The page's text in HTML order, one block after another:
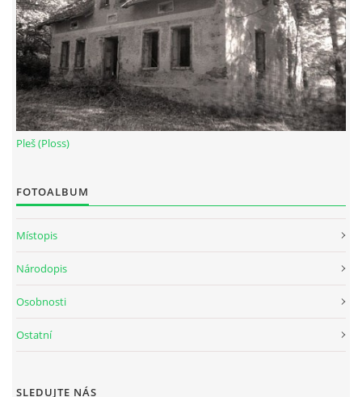
Pleš (Ploss)
FOTOALBUM
Místopis
Národopis
Osobnosti
Ostatní
SLEDUJTE NÁS